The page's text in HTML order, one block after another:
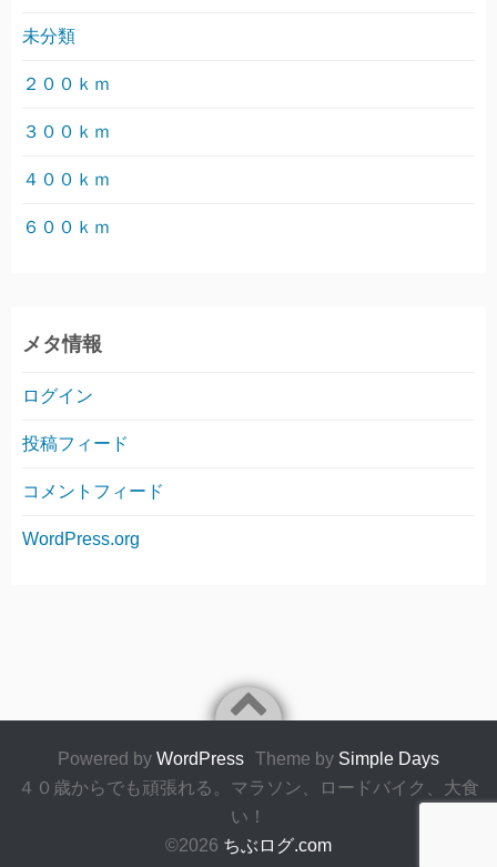
未分類
２００ｋｍ
３００ｋｍ
４００ｋｍ
６００ｋｍ
メタ情報
ログイン
投稿フィード
コメントフィード
WordPress.org
Powered by WordPress Theme by Simple Days
４０歳からでも頑張れる。マラソン、ロードバイク、大食
い！
©2026 ちぶログ.com